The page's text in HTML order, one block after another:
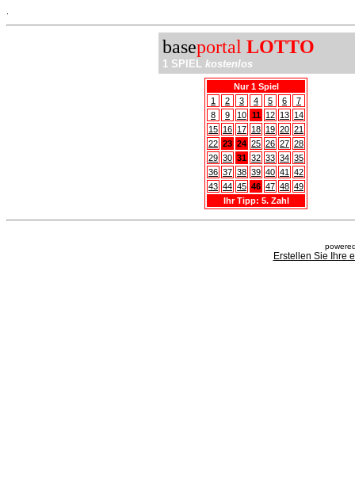
baseportal LOTTO
1 SPIEL kostenlos
Nur 1 Spiel
1
2 3 4 5 6
7
8
9 10 11 12 13 14
15 16 17 18 19 20 21
22 23 24 25 26 27 28
29 30 31 32 33 34 35
36 37 38 39 40 41
42
43 44 45 46 47 48 49
Ihr Tipp: 5. Zahl
Erstellen Sie Ihre